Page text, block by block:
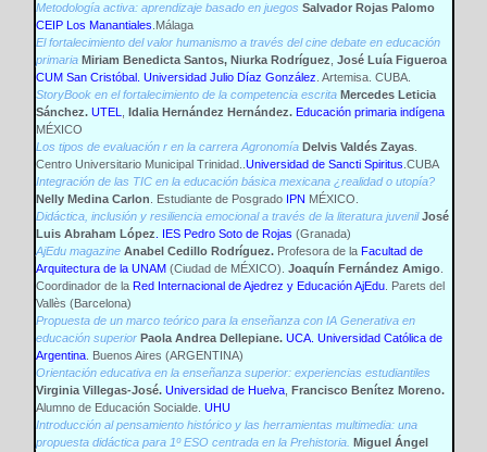
Metodología activa: aprendizaje basado en juegos Salvador Rojas Palomo
CEIP Los Manantiales .Málaga
El fortalecimiento del valor humanismo a través del cine debate en educación
primaria Miriam Benedicta Santos, Niurka Rodríguez José Luía Figueroa
CUM San Cristóbal. Universidad Julio Díaz González . Artemisa. CUBA.
StoryBook en el fortalecimiento de la competencia escrita Mercedes Leticia
Sánchez. UTEL Idalia Hernández Hernández. Educación primaria indígena
MÉXICO
Los tipos de evaluación r en la carrera Agronomía Delvis Valdés Zayas.
Centro Universitario Municipal Trinidad.. Universidad de Sancti Spiritus .CUBA
Integración de las TIC en la educación básica mexicana ¿realidad o utopía?
Nelly Medina Carlon . Estudiante de Posgrado IPN MÉXICO.
Didáctica, inclusión y resiliencia emocional a través de la literatura juvenil José
Luis Abraham López . IES Pedro Soto de Rojas (Granada)
AjEdu magazine Anabel Cedillo Rodríguez.Profesora de la Facultad de
Arquitectura de la UNAM(Ciudad de MÉXICO). Joaquín Fernández Amigo.
Coordinador de la Red Internacional de Ajedrez y Educación AjEdu. Parets del
Vallès (Barcelona)
Propuesta de un marco teórico para la enseñanza con IA Generativa en
educación superior Paola Andrea Dellepiane. UCA. Universidad Católica de
Argentina. Buenos Aires (ARGENTINA)
Orientación educativa en la enseñanza superior: experiencias estudiantiles
Virginia Villegas-José. Universidad de Huelva, Francisco Benítez Moreno.
Alumno de Educación Socialde. UHU
Introducción al pensamiento histórico y las herramientas multimedia: una
propuesta didáctica para 1º ESO centrada en la Prehistoria. Miguel Ángel